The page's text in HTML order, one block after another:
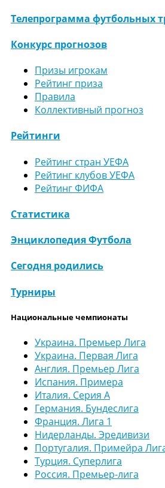
Телепрограмма футбольных
Конкурс прогнозов
Призы игрокам
Рейтинг приза
Правила
Коллективный прогноз
Рейтинги
Рейтинг стран УЕФА
Рейтинг клубов УЕФА
Рейтинг ФИФА
Статистика
Энциклопедия Футбола
Сегодня родились
Турниры
Национальные чемпионаты
Украина. Премьер Лига
Украина. Первая Лига
Англия. Премьер Лига
Испания. Примера
Италия. Серия А
Германия. Бундеслига
Франция. Лига 1
Нидерланды. Эредивизи
Португалия. Примейра
Турция. Суперлига
Россия. Премьер-лига